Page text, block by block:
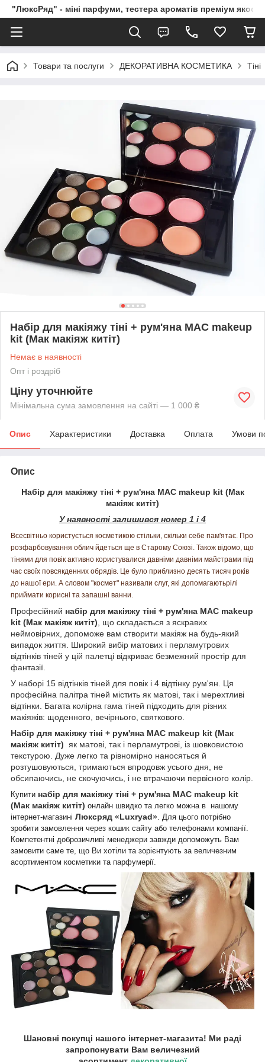
"ЛюксРяд" - міні парфуми, тестера ароматів преміум
Товари та послуги ДЕКОРАТИВНА КОСМЕТИКА Тіні
Набір для макіяжу тіні + рум'яна MAC makeup
kit (Мак макіяж китіт)
Немає в наявності
Опт і роздріб
Ціну уточнюйте
Мінімальна сума замовлення на сайті — 1 000 ₴
Опис Характеристики Доставка Оплата Умови
Опис
Набір для макіяжу тіні + рум'яна MAC makeup kit (Мак
макіяж китіт)
У наявності залишився номер 1 і 4
Всесвітньо користується косметикою стільки, скільки себе пам'ятає. Про
розфарбовування облич йдеться ще в Старому Союзі. Також відомо, що
тінями для повік активно користувалися давніми давніми майстрами під
час своїх повсякденних обрядів. Це було приблизно десять тисяч років
до нашої ери. А словом "космет" називали слуг, які допомагаютьрілі
приймати корисні та запашні ванни.
Професійний набір для макіяжу тіні + рум'яна MAC makeup
kit (Мак макіяж китіт) , що складається з яскравих
неймовірних, допоможе вам створити макіяж на будь-який
випадок життя. Широкий вибір матових і перламутрових
відтінків тіней у цій палетці відкриває безмежний простір для
фантазії.
У наборі 15 відтінків тіней для повік і 4 відтінку рум'ян. Ця
професійна палітра тіней містить як матові, так і мерехтливі
відтінки. Багата колірна гама тіней підходить для різних
макіяжів: щоденного, вечірнього, святкового.
Набір для макіяжу тіні + рум'яна MAC makeup kit (Мак
макіяж китіт) як матові, так і перламутрові, із шовковистою
текстурою. Дуже легко та рівномірно наносяться й
розтушовуються, тримаються впродовж усього дня, не
обсипаючись, не скочуючись, і не втрачаючи первісного колір.
Купити набір для макіяжу тіні + рум'яна MAC makeup kit
(Мак макіяж китіт) онлайн швидко та легко можна в нашому
інтернет-магазині Люксряд «Luxryad» . Для цього потрібно
зробити замовлення через кошик сайту або телефонами компанії.
Компетентні доброзичливі менеджери завжди допоможуть Вам
замовити саме те, що Ви хотіли та зорієнтують за величезним
асортиментом косметики та парфумерії.
Шановні покупці нашого інтернет-магазита! Ми раді
запропонувати Вам величезний